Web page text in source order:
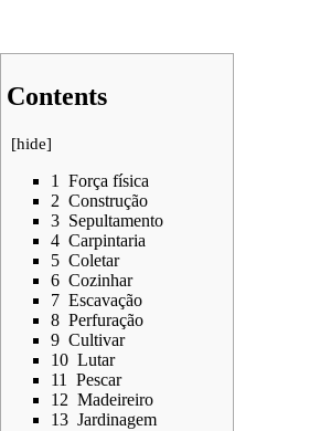
Contents
[hide]
1
Força física
2 Construção
3 Sepultamento
4 Carpintaria
5 Coletar
6 Cozinhar
7 Escavação
8 Perfuração
9 Cultivar
10 Lutar
11
Pescar
12 Madeireiro
13 Jardinagem